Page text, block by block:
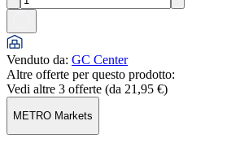
Venduto da: GC Center
Altre offerte per questo prodotto:
Vedi altre 3 offerte (da 21,95 €)
METRO Markets